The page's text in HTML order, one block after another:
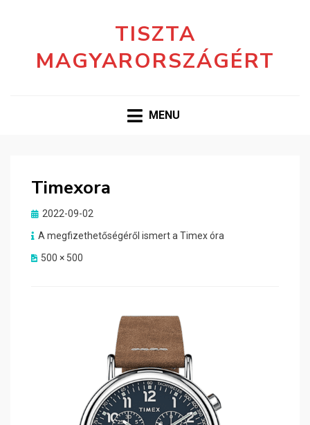
TISZTA
MAGYARORSZÁGÉRT
MENU
Timexora
Posted
2022-09-02
A megfizethetőségéről ismert a Timex óra
500 × 500